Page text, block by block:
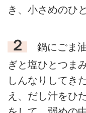
き、小さめのひ
２
鍋にごま
ぎと塩ひとつま
しんなりしてき
え、だし汁をひ